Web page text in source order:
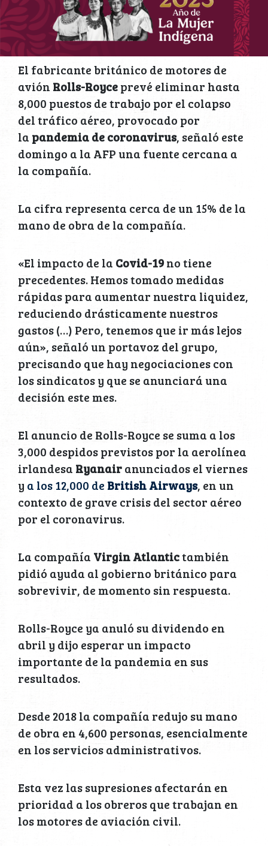
El fabricante británico de motores de
avión Rolls-Royceprevé eliminar hasta
8,000 puestos de trabajo por el colapso
del tráfico aéreo, provocado por
la pandemia de coronavirus, señaló este
domingo a la AFP una fuente cercana a
la compañía.
La cifra representa cerca de un 15% de la
mano de obra de la compañía.
«El impacto de la Covid-19no tiene
precedentes. Hemos tomado medidas
rápidas para aumentar nuestra liquidez,
reduciendo drásticamente nuestros
gastos (…) Pero, tenemos que ir más lejos
aún», señaló un portavoz del grupo,
precisando que hay negociaciones con
los sindicatos y que se anunciará una
decisión este mes.
El anuncio de Rolls-Royce se suma a los
3,000 despidos previstos por la aerolínea
irlandesa Ryanairanunciados el viernes
y a los 12,000 de British Airways, en un
contexto de grave crisis del sector aéreo
por el coronavirus.
La compañía Virgin Atlantictambién
pidió ayuda al gobierno británico para
sobrevivir, de momento sin respuesta.
Rolls-Royce ya anuló su dividendo en
abril y dijo esperar un impacto
importante de la pandemia en sus
resultados.
Desde 2018 la compañía redujo su mano
de obra en 4,600 personas, esencialmente
en los servicios administrativos.
Esta vez las supresiones afectarán en
prioridad a los obreros que trabajan en
los motores de aviación civil.